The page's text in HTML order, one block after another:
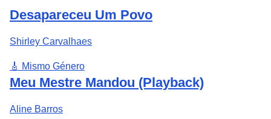
Desapareceu Um Povo
Shirley Carvalhaes
🎸 Mismo Género
Meu Mestre Mandou (Playback)
Aline Barros